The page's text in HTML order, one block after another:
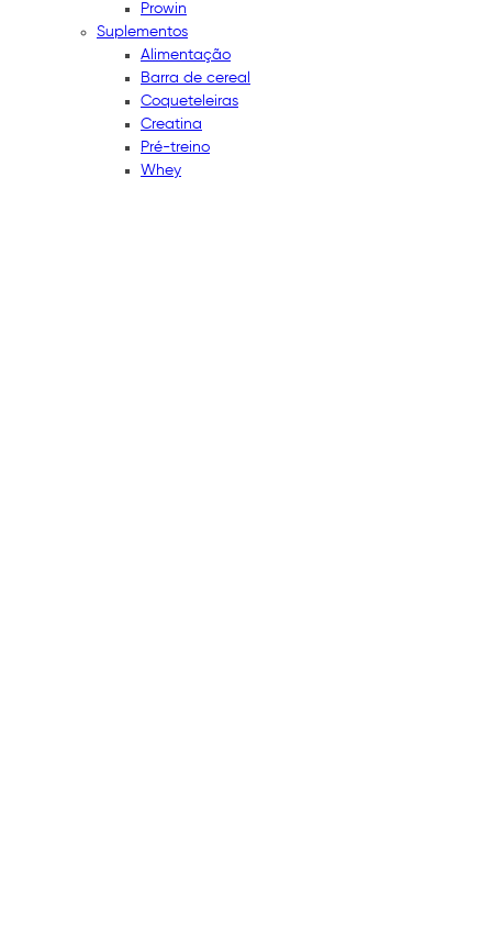
Prowin
Suplementos
Alimentação
Barra de cereal
Coqueteleiras
Creatina
Pré-treino
Whey